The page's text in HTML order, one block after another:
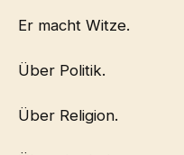
Er macht Witze.
Über Politik.
Über Religion.